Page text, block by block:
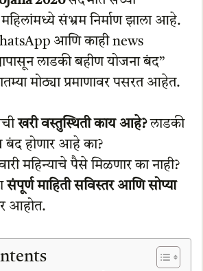
महिलांमध्ये संभ्रम निर्माण झाला आहे.
आणि काही news
लाडकी बहीण योजना बंद”
मोठ्या प्रमाणावर पसरत आहेत.
खरी वस्तुस्थिती काय आहे?लाडकी
बंद होणार आहे का?
महिन्याचे पैसे मिळणार का नाही?
संपूर्ण माहिती सविस्तर आणि सोप्या
आहोत.